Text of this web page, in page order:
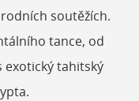
soutěžích.
tance, od
exotický tahitský